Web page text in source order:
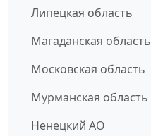
Липецкая область
Магаданская область
Московская область
Мурманская область
Ненецкий АО